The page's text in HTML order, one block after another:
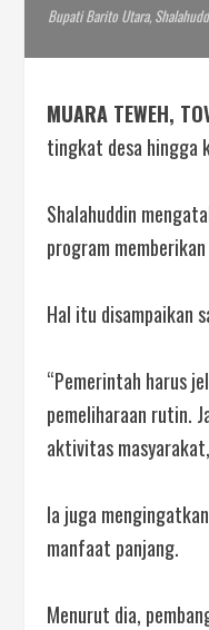
Bupati Barito Utara,
MUARA TEWEH,
tingkat desa hingga
Shalahuddin
program
Hal itu disampaikan
“Pemerintah harus
pemeliharaan rutin.
aktivitas
Ia juga
manfaat panjang.
Menurut dia,